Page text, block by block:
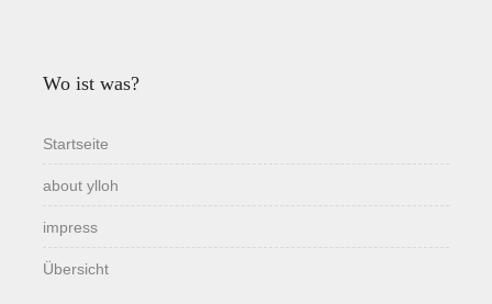
Wo ist was?
Startseite
about ylloh
impress
Übersicht